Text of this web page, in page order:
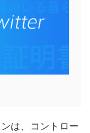
は、コントロー